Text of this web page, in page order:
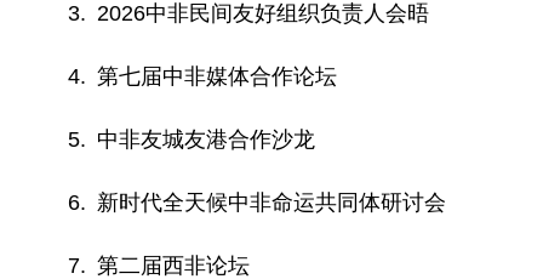
3. 2026中非民间友好组织负责人会晤
4. 第七届中非媒体合作论坛
5. 中非友城友港合作沙龙
6. 新时代全天候中非命运共同体研讨会
7. 第二届西非论坛